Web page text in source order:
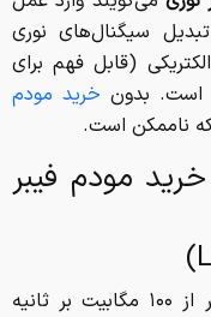
سیگنال‌های نوری
(قابل فهم برای
است. بدون خرید مودم
ناممکن است.
خرید مودم فیبر
سرعت اینترنت فیبر نوری معمولاً بالاتر از ۱۰۰ مگابیت بر ثانیه